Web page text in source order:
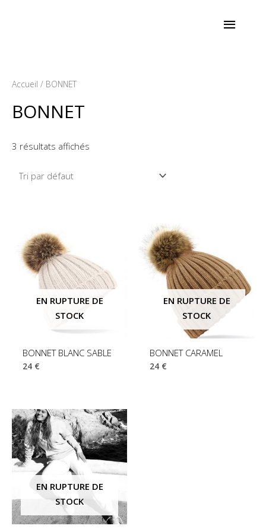
Menu
Accueil / BONNET
BONNET
3 résultats affichés
EN RUPTURE DE
STOCK
BONNET BLANC SABLE
24 €
EN RUPTURE DE
STOCK
BONNET CARAMEL
24 €
EN RUPTURE DE
STOCK